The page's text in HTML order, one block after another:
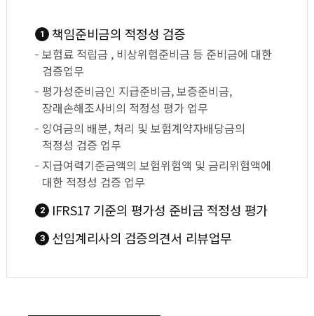
1 책임준비금의 적정성 검증
보험료 적립금 , 비상위험준비금 등 준비금에 대한
검증업무
평가성준비금인 지급준비금, 보증준비금,
장래손해조사비의 적정성 평가 업무
잉여금의 배분, 처리 및 보험계약자배당금의
적정성 검증 업무
지급여력기준금액의 보험위험액 및 금리위험액에
대한 적정성 검증 업무
2 IFRS17 기준의 평가성 준비금 적정성 평가
3 선임계리사의 검증의견서 리뷰업무